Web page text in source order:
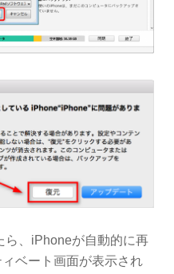
、iPhoneが自動的に再
ベート画面が表示され